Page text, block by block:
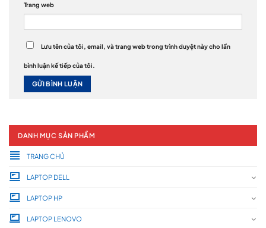
Trang web
Lưu tên của tôi, email, và trang web trong trình duyệt này cho lần
bình luận kế tiếp của tôi.
DANH MỤC SẢN PHẨM
TRANG CHỦ
LAPTOP DELL
LAPTOP HP
LAPTOP LENOVO